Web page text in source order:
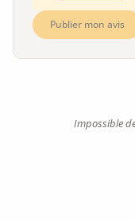
Publier mon avis
Impossible